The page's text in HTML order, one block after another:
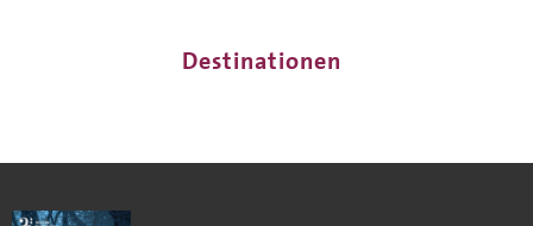
Destinationen